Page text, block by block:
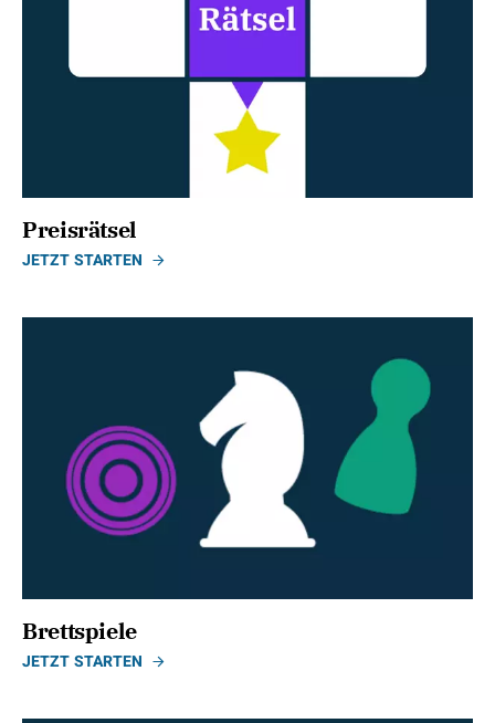
Preisrätsel
JETZT STARTEN
Brettspiele
JETZT STARTEN